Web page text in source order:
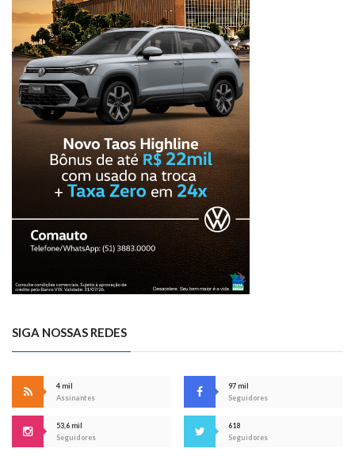
SIGA NOSSAS REDES
4 mil
Assinantes
97 mil
Seguidores
53,6 mil
Seguidores
618
Seguidores